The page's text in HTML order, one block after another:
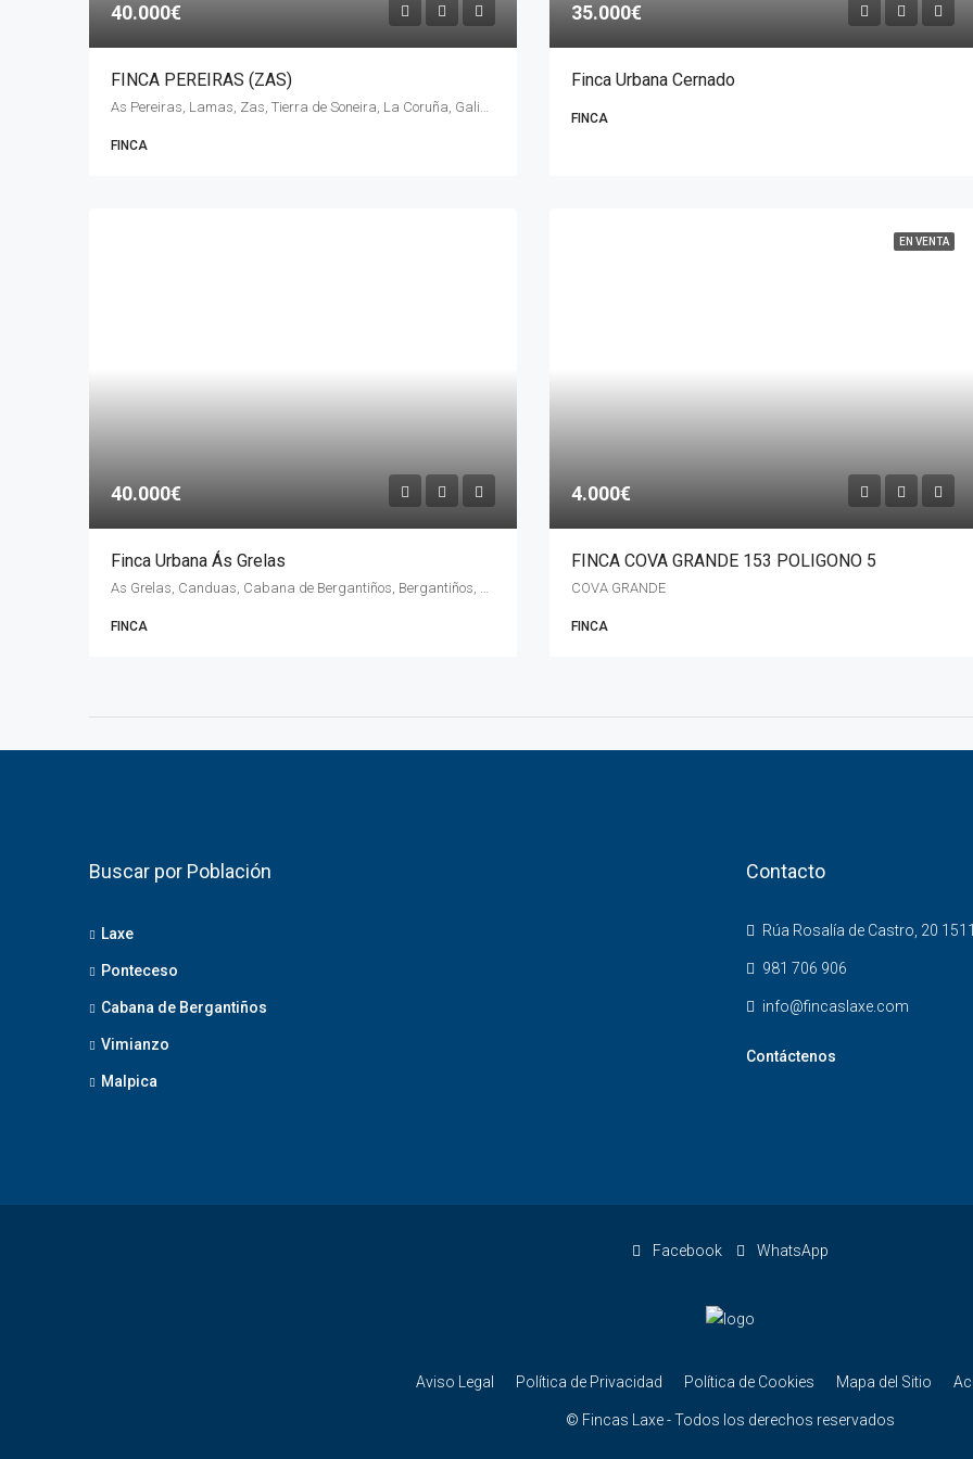
40.000€
FINCA PEREIRAS (ZAS)
As Pereiras, Lamas, Zas, Tierra de Soneira, La Coruña, Galicia, 15851, España
FINCA
35.000€
Finca Urbana Cernado
FINCA
40.000€
Finca Urbana Ás Grelas
As Grelas, Canduas, Cabana de Bergantiños, Bergantiños, La Coruña, Galicia, 15116, España
FINCA
EN VENTA
4.000€
FINCA COVA GRANDE 153 POLIGONO 5
COVA GRANDE
FINCA
Buscar por Población
Laxe
Ponteceso
Cabana de Bergantiños
Vimianzo
Malpica
Contacto
Rúa Rosalía de Castro, 20
981 706 906
info@fincaslaxe.com
Contáctenos
Facebook WhatsApp
Aviso Legal Política de Privacidad Política de Cookies Mapa del Sitio
© Fincas Laxe - Todos los derechos reservados